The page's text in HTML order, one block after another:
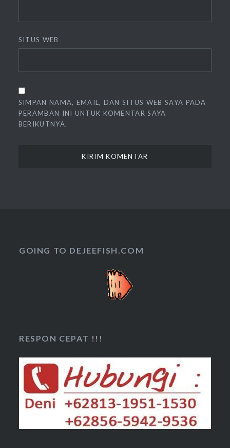
SITUS WEB
SIMPAN NAMA, EMAIL, DAN SITUS WEB SAYA PADA
PERAMBAN INI UNTUK KOMENTAR SAYA
BERIKUTNYA.
GOING TO DEJEEFISH.COM
RESPON CEPAT !!!